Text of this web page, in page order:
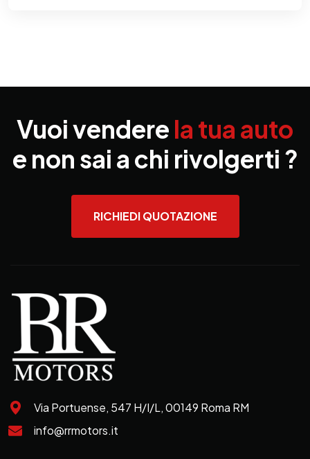
Vuoi vendere la tua auto
e non sai a chi rivolgerti ?
RICHIEDI QUOTAZIONE
Via Portuense, 547 H/I/L, 00149 Roma RM
info@rrmotors.it